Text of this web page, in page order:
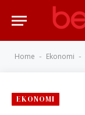
Home - Ekonomi -
EKONOMI